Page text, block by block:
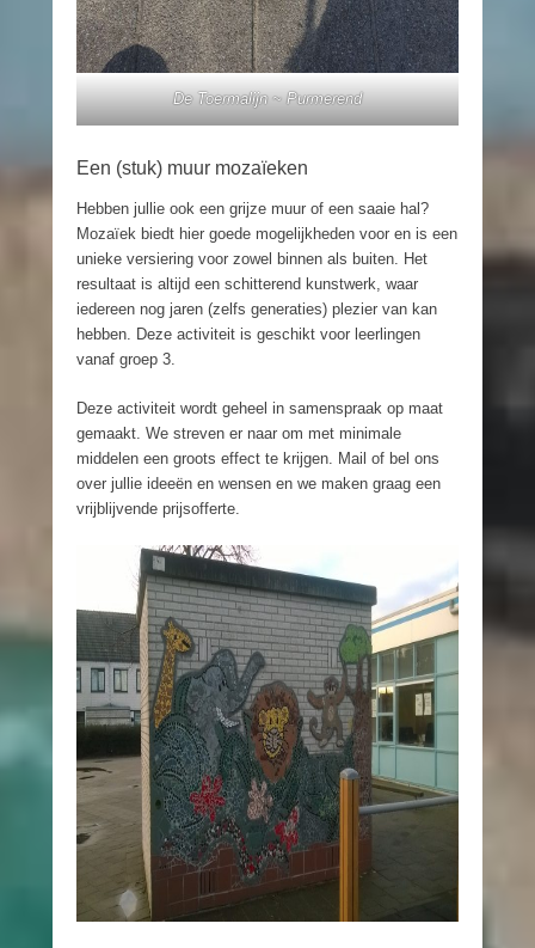
De Toermalijn ~ Purmerend
Een (stuk) muur mozaïeken
Hebben jullie ook een grijze muur of een saaie hal?
Mozaïek biedt hier goede mogelijkheden voor en is een
unieke versiering voor zowel binnen als buiten. Het
resultaat is altijd een schitterend kunstwerk, waar
iedereen nog jaren (zelfs generaties) plezier van kan
hebben. Deze activiteit is geschikt voor leerlingen
vanaf groep 3.
Deze activiteit wordt geheel in samenspraak op maat
gemaakt. We streven er naar om met minimale
middelen een groots effect te krijgen. Mail of bel ons
over jullie ideeën en wensen en we maken graag een
vrijblijvende prijsofferte.